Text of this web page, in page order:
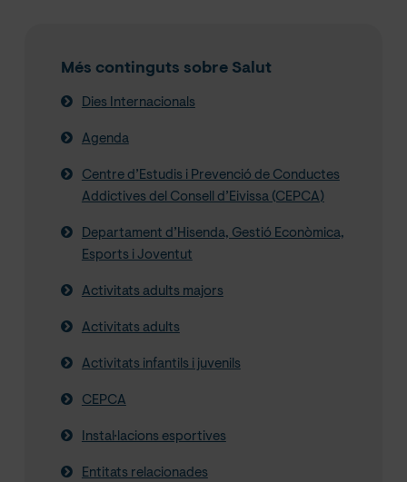
Més continguts sobre Salut
Dies Internacionals
Agenda
Centre d’Estudis i Prevenció de Conductes
Addictives del Consell d’Eivissa (CEPCA)
Departament d’Hisenda, Gestió Econòmica,
Esports i Joventut
Activitats adults majors
Activitats adults
Activitats infantils i juvenils
CEPCA
Instal·lacions esportives
Entitats relacionades